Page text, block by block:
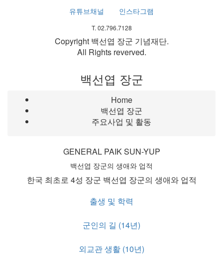
유튜브채널 인스타그램
T. 02.796.7128
Copyright 백선엽 장군 기념재단.
All Rights reverved.
백선엽 장군
Home
백선엽 장군
주요사업 및 활동
GENERAL PAIK SUN-YUP
백선엽 장군의 생애와 업적
한국 최초로 4성 장군 백선엽 장군의 생애와 업적
출생 및 학력
군인의 길 (14년)
외교관 생활 (10년)